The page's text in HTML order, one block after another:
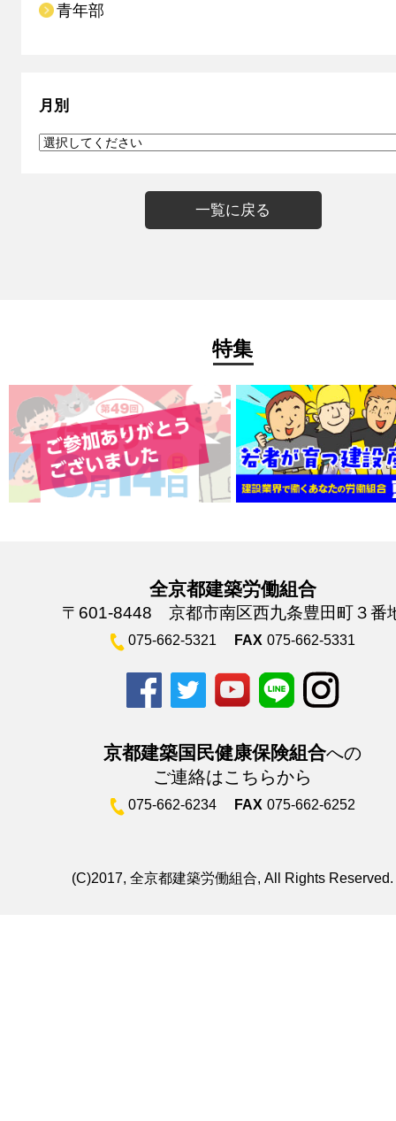
青年部
月別
一覧に戻る
特集
全京都建築労働組合
〒601-8448 京都市南区西九条豊田町３番
075-662-5321 FAX 075-662-5331
京都建築国民健康保険組合への
ご連絡はこちらから
075-662-6234 FAX 075-662-6252
(C)2017, 全京都建築労働組合, All Rights Reserved.